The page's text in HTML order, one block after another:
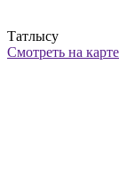
Татлысу
Смотреть на карте